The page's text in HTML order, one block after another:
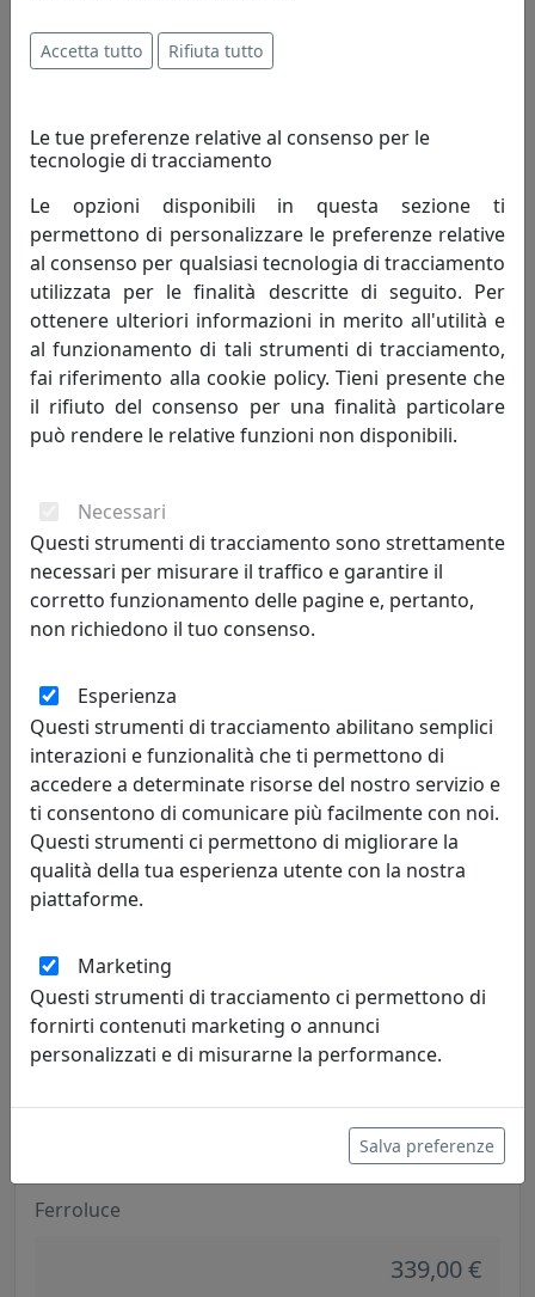
LAMPADA A SOSPENSIONE FERRARA C190
Ferroluce
213,00 €
LAMPADA A SOSPENSIONE CHIETI C203
Ferroluce
213,00 €
Ferroluce
339,00 €
Accetta tutto Rifiuta tutto
Le tue preferenze relative al consenso per le
tecnologie di tracciamento
Le opzioni disponibili in questa sezione ti
permettono di personalizzare le preferenze relative
al consenso per qualsiasi tecnologia di tracciamento
utilizzata per le finalità descritte di seguito. Per
ottenere ulteriori informazioni in merito all'utilità e
al funzionamento di tali strumenti di tracciamento,
fai riferimento alla cookie policy. Tieni presente che
il rifiuto del consenso per una finalità particolare
può rendere le relative funzioni non disponibili.
Necessari
Questi strumenti di tracciamento sono strettamente
necessari per misurare il traffico e garantire il
corretto funzionamento delle pagine e, pertanto,
non richiedono il tuo consenso.
Esperienza
Questi strumenti di tracciamento abilitano semplici
interazioni e funzionalità che ti permettono di
accedere a determinate risorse del nostro servizio e
ti consentono di comunicare più facilmente con noi.
Questi strumenti ci permettono di migliorare la
qualità della tua esperienza utente con la nostra
piattaforme.
Marketing
Questi strumenti di tracciamento ci permettono di
fornirti contenuti marketing o annunci
personalizzati e di misurarne la performance.
Salva preferenze